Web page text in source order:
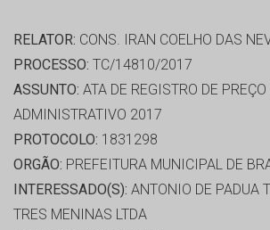
RELATOR: CONS. IRAN COELHO DAS
PROCESSO: TC/14810/2017
ASSUNTO: ATA DE REGISTRO DE
ADMINISTRATIVO 2017
PROTOCOLO: 1831298
ORGÃO: PREFEITURA MUNICIPAL DE
INTERESSADO(S): ANTONIO DE PADUA
TRES MENINAS LTDA